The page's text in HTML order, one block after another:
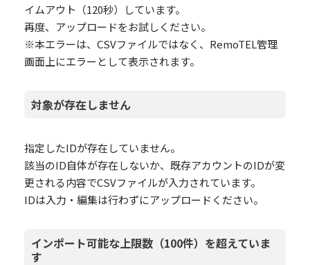
イムアウト（120秒）しています。
再度、アップロードをお試しください。
※本エラーは、CSVファイルではなく、RemoTEL管理
画面上にエラーとして表示されます。
対象が存在しません
指定したIDが存在していません。
該当のID自体が存在しないか、既存アカウントのIDが変
更される内容でCSVファイルが入力されています。
IDは入力・編集は行わずにアップロードください。
インポート可能な上限数（100件）を超えていま
す